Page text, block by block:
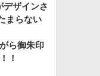
デザインさ
まらない
ら御朱印
！